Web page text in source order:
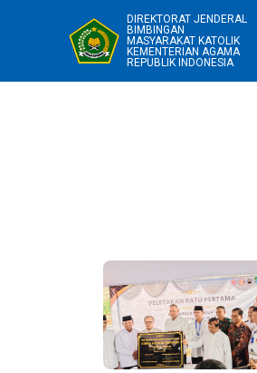
DIREKTORAT JENDERAL
BIMBINGAN
MASYARAKAT KATOLIK
KEMENTERIAN AGAMA
REPUBLIK INDONESIA